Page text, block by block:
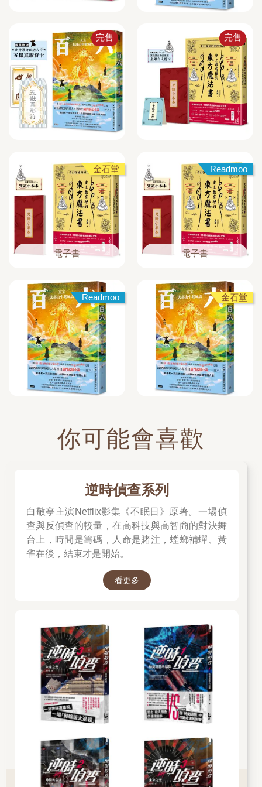
完售 完售
金石堂
電子書
Readmoo
電子書
Readmoo 金石堂
你可能會喜歡
逆時偵查系列
白敬亭主演Netflix影集《不眠日》原著。一場偵
查與反偵查的較量，在高科技與高智商的對決舞
台上，時間是籌碼，人命是賭注，螳螂補蟬、黃
雀在後，結束才是開始。
看更多